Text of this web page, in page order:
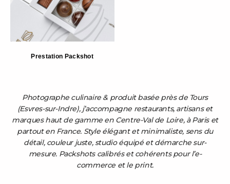
Prestation Packshot
Photographe culinaire & produit basée près de Tours
(Esvres-sur-Indre), j’accompagne restaurants, artisans et
marques haut de gamme en Centre-Val de Loire, à Paris et
partout en France. Style élégant et minimaliste, sens du
détail, couleur juste, studio équipé et démarche sur-
mesure. Packshots calibrés et cohérents pour l’e-
commerce et le print.